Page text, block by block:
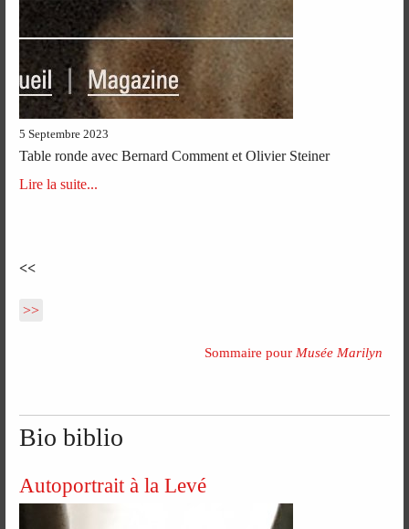
5 Septembre 2023
Table ronde avec Bernard Comment et Olivier Steiner
Lire la suite...
<<
>>
Sommaire pour Musée Marilyn
Bio biblio
Autoportrait à la Levé